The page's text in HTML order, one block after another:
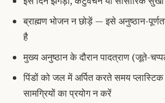
ब्राह्मण भोजन न छोड़ें — इसे अनुष्ठान-
है
मुख्य अनुष्ठान के दौरान पादत्राण (जूते-
पिंडों को जल में अर्पित करते समय
सामग्रियों का प्रयोग न करें